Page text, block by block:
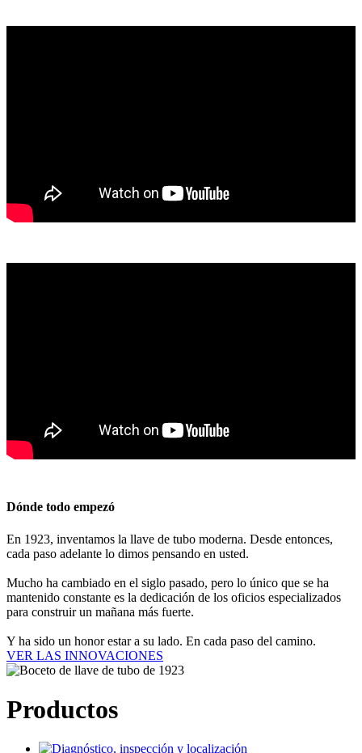
Dónde todo empezó
En 1923, inventamos la llave de tubo moderna. Desde entonces,
cada paso adelante lo dimos pensando en usted.
Mucho ha cambiado en el siglo pasado, pero lo único que se ha
mantenido constante es la dedicación de los oficios especializados
para construir un mañana más fuerte.
Y ha sido un honor estar a su lado. En cada paso del camino.
VER LAS INNOVACIONES
Productos